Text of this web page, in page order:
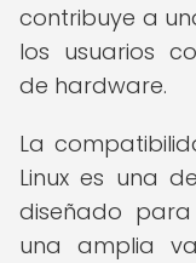
contribuye a
los usuarios
de hardware.
La
Linux es una
diseñado
una amplia